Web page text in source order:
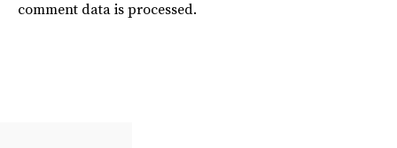
comment data is processed.